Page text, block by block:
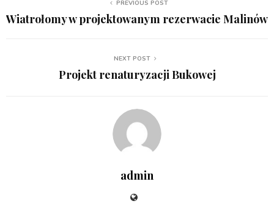
PREVIOUS POST
Wiatrołomy w projektowanym rezerwacie Malinów
NEXT POST
Projekt renaturyzacji Bukowej
admin